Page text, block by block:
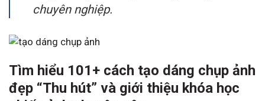
chuyên nghiệp.
Tìm hiểu 101+ cách tạo dáng chụp ảnh
đẹp “Thu hút” và giới thiệu khóa học